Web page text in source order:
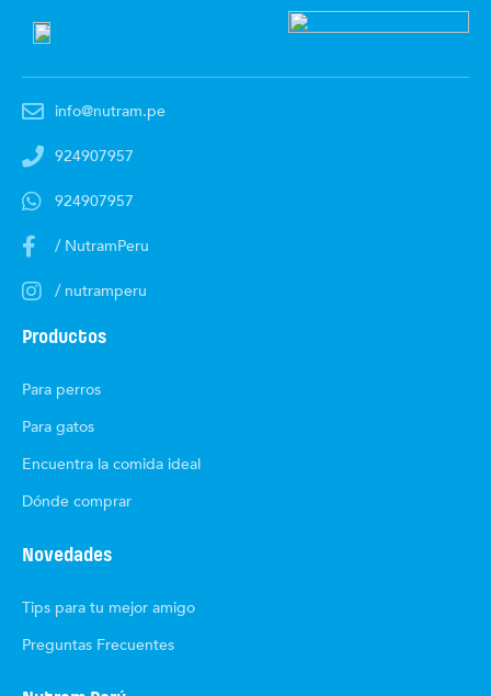
info@nutram.pe
924907957
924907957
/ NutramPeru
/ nutramperu
Productos
Para perros
Para gatos
Encuentra la comida ideal
Dónde comprar
Novedades
Tips para tu mejor amigo
Preguntas Frecuentes